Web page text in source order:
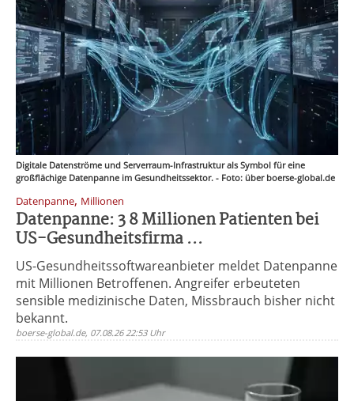
Digitale Datenströme und Serverraum-Infrastruktur als Symbol für eine
großflächige Datenpanne im Gesundheitssektor. - Foto: über boerse-global.de
Datenpanne, Millionen
Datenpanne: 3 8 Millionen Patienten bei
US-Gesundheitsfirma ...
US-Gesundheitssoftwareanbieter meldet Datenpanne
mit Millionen Betroffenen. Angreifer erbeuteten
sensible medizinische Daten, Missbrauch bisher nicht
bekannt.
boerse-global.de, 07.08.26 22:53 Uhr